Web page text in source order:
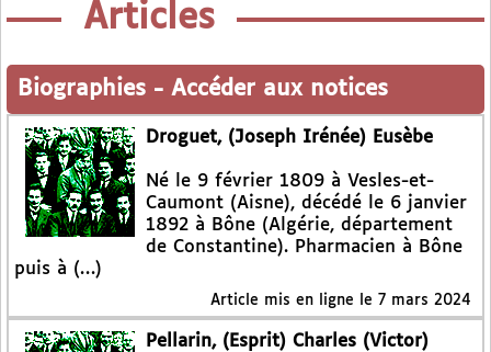
Articles
Biographies - Accéder aux notices
Droguet, (Joseph Irénée) Eusèbe
Né le 9 février 1809 à Vesles-et-
Caumont (Aisne), décédé le 6 janvier
1892 à Bône (Algérie, département
de Constantine). Pharmacien à Bône
puis à (…)
Article mis en ligne le 7 mars 2024
Pellarin, (Esprit) Charles (Victor)